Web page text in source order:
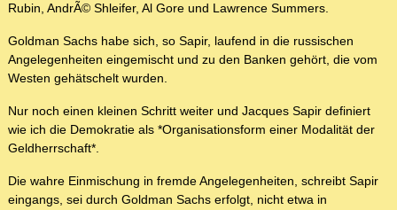
Rubin, AndrÃ© Shleifer, Al Gore und Lawrence Summers.
Goldman Sachs habe sich, so Sapir, laufend in die russischen
Angelegenheiten eingemischt und zu den Banken gehört, die vom
Westen gehätschelt wurden.
Nur noch einen kleinen Schritt weiter und Jacques Sapir definiert
wie ich die Demokratie als *Organisationsform einer Modalität der
Geldherrschaft*.
Die wahre Einmischung in fremde Angelegenheiten, schreibt Sapir
eingangs, sei durch Goldman Sachs erfolgt, nicht etwa in